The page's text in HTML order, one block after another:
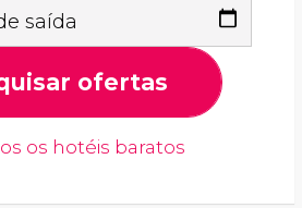
saída
ofertas
os hotéis baratos